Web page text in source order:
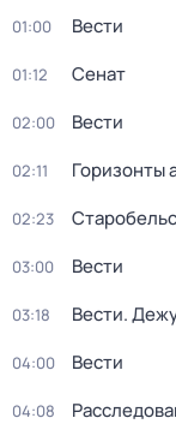
01:00 Вести
01:12 Сенат
02:00 Вести
02:11 Горизонты
02:23
03:00 Вести
03:18 Вести.
04:00 Вести
04:08